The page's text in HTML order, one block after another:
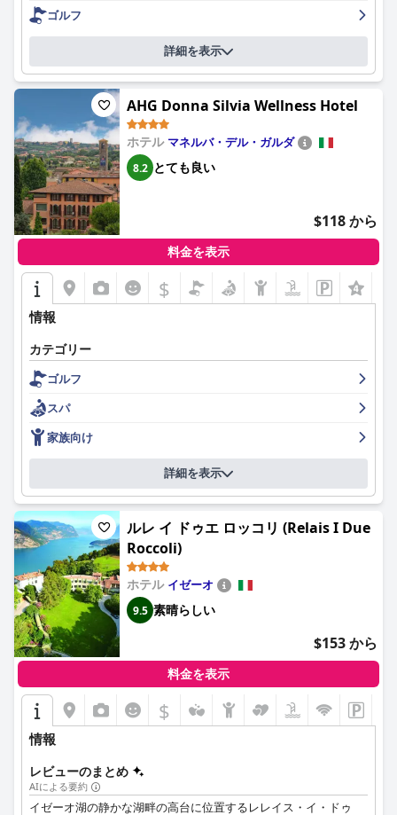
ゴルフ
詳細を表示
AHG Donna Silvia Wellness Hotel
ホテル マネルバ・デル・ガルダ
8.2 とても良い
$118 から
料金を表示
$
情報
カテゴリー
ゴルフ
スパ
家族向け
詳細を表示
ルレ イ ドゥエ ロッコリ (Relais I Due
Roccoli)
ホテル イゼーオ
9.5 素晴らしい
$153 から
料金を表示
$
情報
レビューのまとめ
AIによる要約
イゼーオ湖の静かな湖畔の高台に位置するレレイス・イ・ドゥ